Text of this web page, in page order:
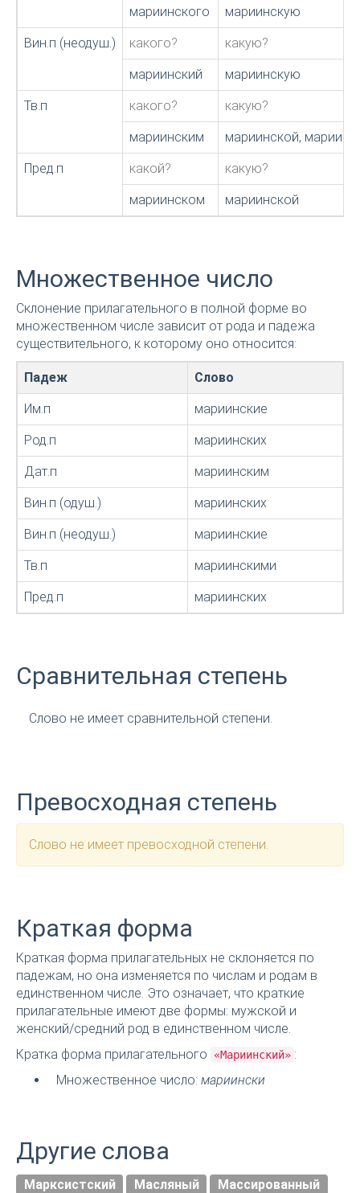
мариинского мариинскую
Вин.п (неодуш.) какого? какую?
мариинский мариинскую
Тв.п какого? какую?
мариинским мариинской,
Пред.п какой? какую?
мариинском мариинской
Множественное число
Склонение прилагательного в полной форме во
множественном числе зависит от рода и падежа
существительного, к которому оно относится:
Падеж Слово
Им.п мариинские
Род.п мариинских
Дат.п мариинским
Вин.п (одуш.) мариинских
Вин.п (неодуш.) мариинские
Тв.п мариинскими
Пред.п мариинских
Сравнительная степень
Слово не имеет сравнительной степени.
Превосходная степень
Слово не имеет превосходной степени.
Краткая форма
Краткая форма прилагательных не склоняется по
падежам, но она изменяется по числам и родам в
единственном числе. Это означает, что краткие
прилагательные имеют две формы: мужской и
женский/средний род в единственном числе.
Кратка форма прилагательного
«Мариинский» :
Множественное число: мариински
Другие слова
Марксистский Масляный Массированный